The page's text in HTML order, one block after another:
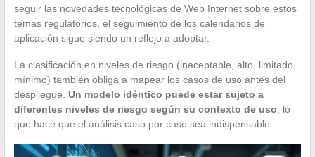
seguir las novedades tecnológicas de Web Internet sobre estos
temas regulatorios, el seguimiento de los calendarios de
aplicación sigue siendo un reflejo a adoptar.
La clasificación en niveles de riesgo (inaceptable, alto, limitado,
mínimo) también obliga a mapear los casos de uso antes del
despliegue. Un modelo idéntico puede estar sujeto a
diferentes niveles de riesgo según su contexto de uso , lo
que hace que el análisis caso por caso sea indispensable.